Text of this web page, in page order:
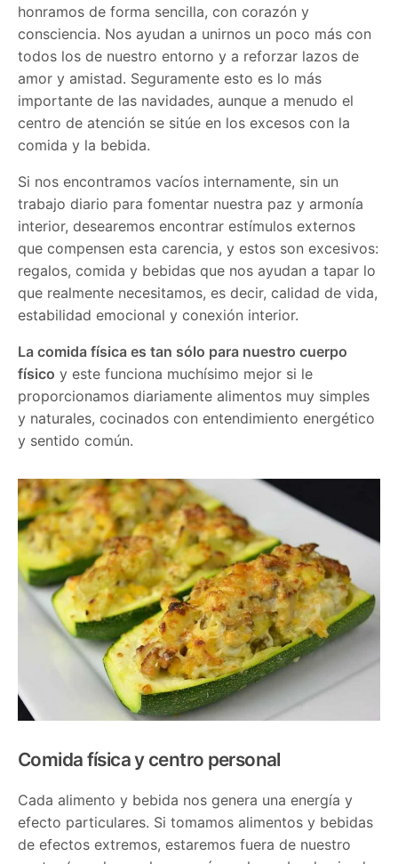
honramos de forma sencilla, con corazón y
consciencia. Nos ayudan a unirnos un poco más con
todos los de nuestro entorno y a reforzar lazos de
amor y amistad. Seguramente esto es lo más
importante de las navidades, aunque a menudo el
centro de atención se sitúe en los excesos con la
comida y la bebida.
Si nos encontramos vacíos internamente, sin un
trabajo diario para fomentar nuestra paz y armonía
interior, desearemos encontrar estímulos externos
que compensen esta carencia, y estos son excesivos:
regalos, comida y bebidas que nos ayudan a tapar lo
que realmente necesitamos, es decir, calidad de vida,
estabilidad emocional y conexión interior.
La comida física es tan sólo para nuestro cuerpo
físico y este funciona muchísimo mejor si le
proporcionamos diariamente alimentos muy simples
y naturales, cocinados con entendimiento energético
y sentido común.
Comida física y centro personal
Cada alimento y bebida nos genera una energía y
efecto particulares. Si tomamos alimentos y bebidas
de efectos extremos, estaremos fuera de nuestro